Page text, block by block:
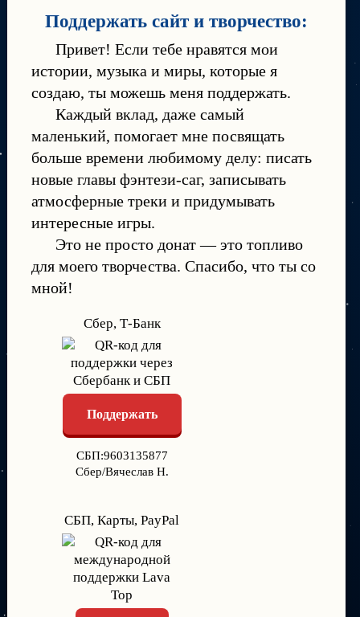
Поддержать сайт и творчество:
Привет! Если тебе нравятся мои
истории, музыка и миры, которые я
создаю, ты можешь меня поддержать.
Каждый вклад, даже самый
маленький, помогает мне посвящать
больше времени любимому делу: писать
новые главы фэнтези-саг, записывать
атмосферные треки и придумывать
интересные игры.
Это не просто донат — это топливо
для моего творчества. Спасибо, что ты со
мной!
Сбер, Т-Банк
Поддержать
СБП:9603135877
Сбер/Вячеслав Н.
СБП, Карты, PayPal